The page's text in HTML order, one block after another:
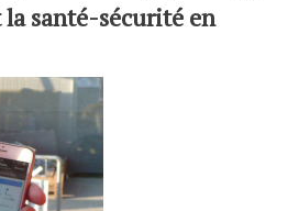
santé-sécurité en